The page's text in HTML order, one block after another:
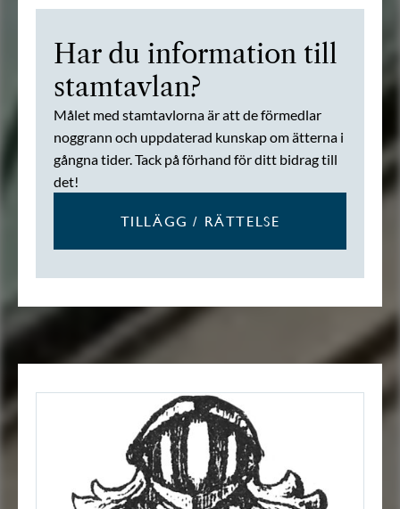
Har du information till
stamtavlan?
Målet med stamtavlorna är att de förmedlar
noggrann och uppdaterad kunskap om ätterna i
gångna tider. Tack på förhand för ditt bidrag till
det!
TILLÄGG / RÄTTELSE